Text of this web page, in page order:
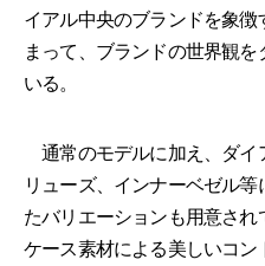
イアル中央のブランドを象
まって、ブランドの世界観
いる。
通常のモデルに加え、ダイ
リューズ、インナーベゼル
たバリエーションも用意さ
ケース素材による美しいコン